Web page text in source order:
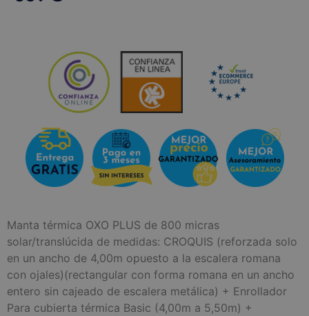
Manta térmica OXO PLUS de 800 micras
solar/translúcida de medidas: CROQUIS (reforzada solo
en un ancho de 4,00m opuesto a la escalera romana
con ojales)(rectangular con forma romana en un ancho
entero sin cajeado de escalera metálica) + Enrollador
Para cubierta térmica Basic (4,00m a 5,50m) +